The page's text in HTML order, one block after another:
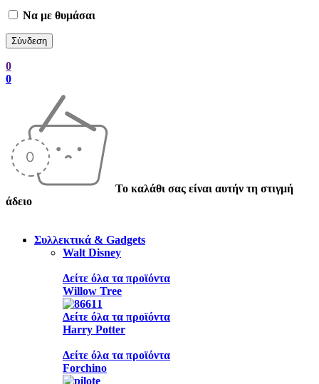
Να με θυμάσαι
0
0
Το καλάθι σας είναι αυτήν τη στιγμή
άδειο
Συλλεκτικά & Gadgets
Walt Disney
Δείτε όλα τα προϊόντα
Willow Tree
Δείτε όλα τα προϊόντα
Harry Potter
Δείτε όλα τα προϊόντα
Forchino